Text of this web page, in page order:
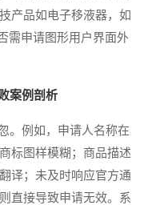
产品如电子移液器，如
需申请图形用户界面外
案例剖析
例如，申请人名称在
标图样模糊；商品描述
译；未及时响应官方通
直接导致申请无效。系